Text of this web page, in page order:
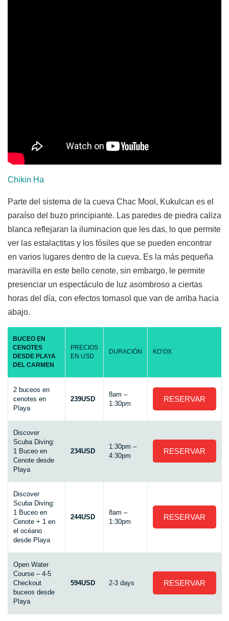
Chikin Ha
Parte del sistema de la cueva Chac Mool, Kukulcan es el
paraíso del buzo principiante. Las paredes de piedra caliza
blanca reflejaran la iluminacion que les das, lo que permite
ver las estalactitas y los fósiles que se pueden encontrar
en varios lugares dentro de la cueva. Es la más pequeña
maravilla en este bello cenote, sin embargo, le permite
presenciar un espectáculo de luz asombroso a ciertas
horas del día, con efectos tornasol que van de arriba hacia
abajo.
BUCEO EN
CENOTES
DESDE PLAYA
DEL CARMEN
PRECIOS
EN USD
DURACIÓN KO’OX
2 buceos en
cenotes en
Playa
239USD
8am –
1:30pm
RESERVAR
Discover
Scuba Diving:
1 Buceo en
Cenote desde
Playa
234USD
1:30pm –
4:30pm
RESERVAR
Discover
Scuba Diving:
1 Buceo en
Cenote + 1 en
el océano
desde Playa
244USD
8am –
1:30pm
RESERVAR
Open Water
Course – 4-5
Checkout
buceos desde
Playa
594USD 2-3 days RESERVAR